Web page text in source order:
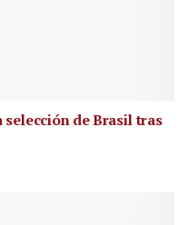
de Brasil tras